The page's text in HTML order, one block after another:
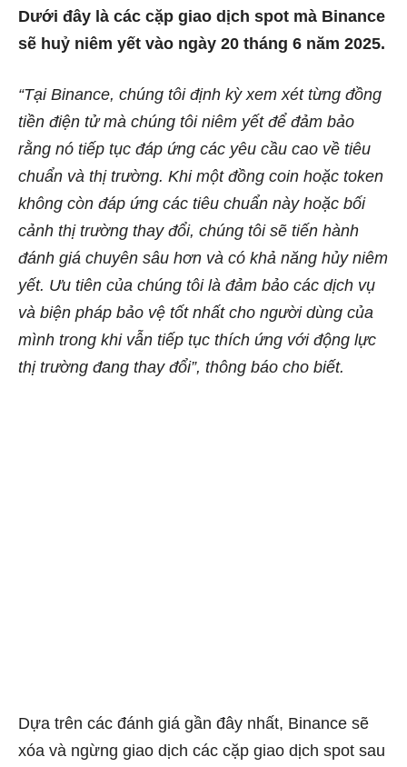
Dưới đây là các cặp giao dịch spot mà Binance
sẽ huỷ niêm yết vào ngày 20 tháng 6 năm 2025.
“Tại Binance, chúng tôi định kỳ xem xét từng đồng
tiền điện tử mà chúng tôi niêm yết để đảm bảo
rằng nó tiếp tục đáp ứng các yêu cầu cao về tiêu
chuẩn và thị trường. Khi một đồng coin hoặc token
không còn đáp ứng các tiêu chuẩn này hoặc bối
cảnh thị trường thay đổi, chúng tôi sẽ tiến hành
đánh giá chuyên sâu hơn và có khả năng hủy niêm
yết. Ưu tiên của chúng tôi là đảm bảo các dịch vụ
và biện pháp bảo vệ tốt nhất cho người dùng của
mình trong khi vẫn tiếp tục thích ứng với động lực
thị trường đang thay đổi”, thông báo cho biết.
Dựa trên các đánh giá gần đây nhất, Binance sẽ
xóa và ngừng giao dịch các cặp giao dịch spot sau